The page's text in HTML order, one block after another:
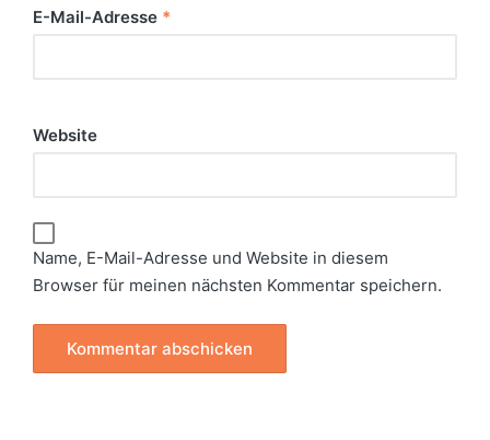
E-Mail-Adresse *
Website
Name, E-Mail-Adresse und Website in diesem
Browser für meinen nächsten Kommentar speichern.